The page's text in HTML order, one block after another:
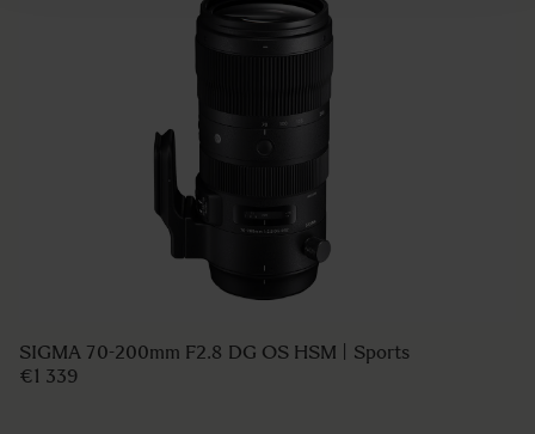
SIGMA 70-200mm F2.8 DG OS HSM | Sports
€1 339